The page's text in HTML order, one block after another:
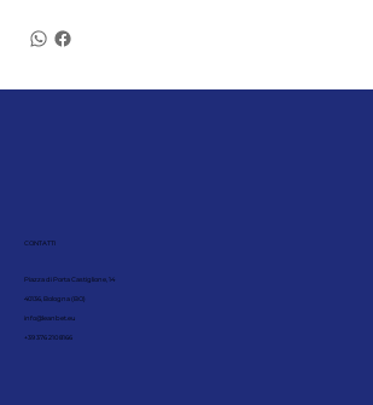
CONTATTI
Piazza di Porta Castiglione, 14
40136, Bologna (BO)
info@leanbet.eu
+39 376 210 8166